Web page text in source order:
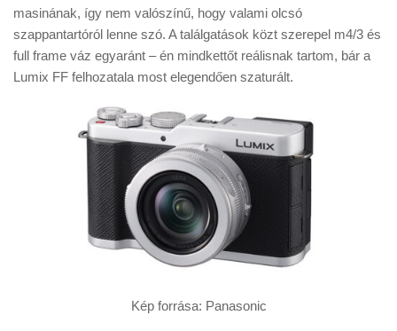
Helyszíni Riport
E-BB
masinának, így nem valószínű, hogy valami olcsó
szappantartóról lenne szó. A találgatások közt szerepel m4/3 és
full frame váz egyaránt – én mindkettőt reálisnak tartom, bár a
Lumix FF felhozatala most elegendően szaturált.
Kép forrása: Panasonic